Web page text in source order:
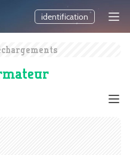
identification